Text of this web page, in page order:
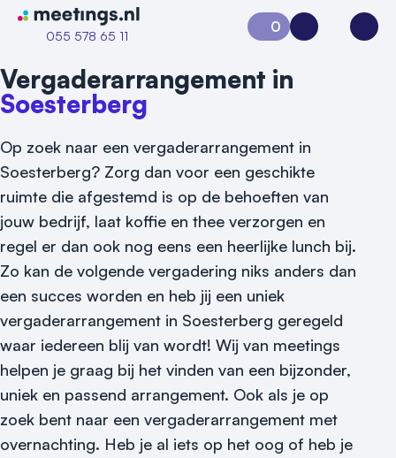
Naar home van Meetings
055 578 65 11
Vraag locatie aan
Locatiegids
Meld locatie aan
Nieuws
Reviews (5⭐️)
0
Aanvraag 0Inloggen
Vergaderarrangement in
Soesterberg
Op zoek naar een vergaderarrangement in
Soesterberg? Zorg dan voor een geschikte
ruimte die afgestemd is op de behoeften van
jouw bedrijf, laat koffie en thee verzorgen en
regel er dan ook nog eens een heerlijke lunch bij.
Zo kan de volgende vergadering niks anders dan
een succes worden en heb jij een uniek
vergaderarrangement in Soesterberg geregeld
waar iedereen blij van wordt! Wij van meetings
helpen je graag bij het vinden van een bijzonder,
uniek en passend arrangement. Ook als je op
zoek bent naar een vergaderarrangement met
overnachting. Heb je al iets op het oog of heb je